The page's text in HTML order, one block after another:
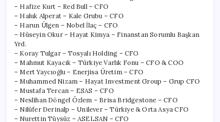
– Hafize Kurt – Red Bull – CFO
– Haluk Alperat – Kale Grubu – CFO
– Harun Ülgen – Nobel İlaç – CFO
– Hüseyin Okur – Hayat Kimya – Finanstan Sorumlu Başkan
Yrd.
– Koray Tulgar – Tosyalı Holding – CFO
– Mahmut Kayacık – Türkiye Varlık Fonu – CFO & COO
– Mert Yaycıoğlu – Enerjisa Üretim – CFO
– Muhammed Nizam – Hayat Investment Group – Grup CFO
– Mustafa Tercan – ESAS – CFO
– Neslihan Döngel Özlem – Brisa Bridgestone – CFO
– Nilüfer Derinalp – Unilever – Türkiye & Orta Asya CFO
– Nurettin Tüysüz – ASELSAN – CFO